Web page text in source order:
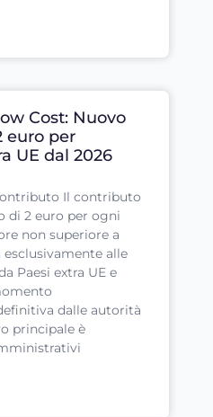
Cost: Nuovo
euro per
UE dal 2026
Il contributo
di 2 euro per ogni
non superiore a
esclusivamente alle
Paesi extra UE e
dalle autorità
principale è